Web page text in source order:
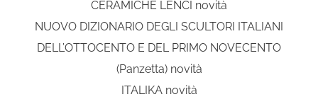
CERAMICHE LENCI novità
NUOVO DIZIONARIO DEGLI SCULTORI ITALIANI
DELL’OTTOCENTO E DEL PRIMO NOVECENTO
(Panzetta) novità
ITALIKA novità